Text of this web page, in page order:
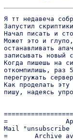
Я тт недавеча
Запустил
Начал писать и
Может это и
останавливать
записывать новый
Когда пишешь на
откомпилишь, раз
перегружать
Как проделать
пишу, надеясь
=
Mail "unsubscribe
=       Archive